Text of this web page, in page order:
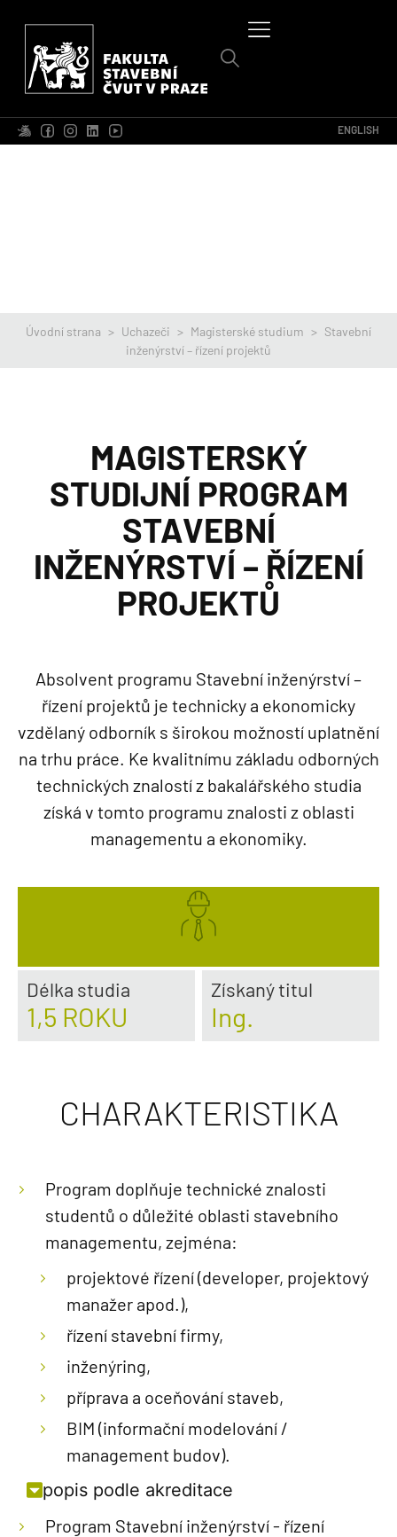
ENGLISH
Úvodní strana > Uchazeči > Magisterské studium > Stavební
inženýrství – řízení projektů
MAGISTERSKÝ
STUDIJNÍ PROGRAM
STAVEBNÍ
INŽENÝRSTVÍ – ŘÍZENÍ
PROJEKTŮ
Absolvent programu Stavební inženýrství –
řízení projektů je technicky a ekonomicky
vzdělaný odborník s širokou možností uplatnění
na trhu práce. Ke kvalitnímu základu odborných
technických znalostí z bakalářského studia
získá v tomto programu znalosti z oblasti
managementu a ekonomiky.
Délka studia
1,5 ROKU
Získaný titul
Ing.
CHARAKTERISTIKA
Program doplňuje technické znalosti
studentů o důležité oblasti stavebního
managementu, zejména:
projektové řízení (developer, projektový
manažer apod.),
řízení stavební firmy,
inženýring,
příprava a oceňování staveb,
BIM (informační modelování /
management budov).
popis podle akreditace
Program Stavební inženýrství - řízení